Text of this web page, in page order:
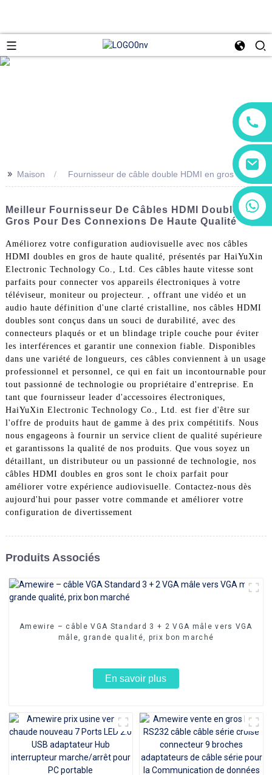
+86 18602095014
>> Maison Fournisseur de câble double HDMI en gros
Meilleur Fournisseur De Câbles HDMI Double En
Gros Pour Des Connexions De Haute Qualité
Améliorez votre configuration audiovisuelle avec nos câbles
HDMI doubles en gros de haute qualité, présentés par HaiYuXin
Electronic Technology Co., Ltd. Ces câbles haute vitesse sont
parfaits pour connecter vos appareils électroniques à votre
téléviseur, moniteur ou projecteur. , offrant une vidéo et un
audio haute définition d'une clarté cristalline, nos câbles HDMI
doubles sont conçus dans un souci de durabilité, avec des
connecteurs plaqués or et un blindage triple couche pour éviter
les interférences et garantir une connexion fiable. Disponibles
dans une variété de longueurs, ces câbles conviennent à un usage
professionnel et personnel, ce qui en fait un incontournable pour
tout passionné de technologie ou propriétaire d'entreprise. En
tant que fournisseur leader d'accessoires électroniques,
HaiYuXin Electronic Technology Co., Ltd. est fier d'être sur
l'offre de produits haut de gamme à des prix compétitifs. Nous
nous engageons à fournir un service client de qualité supérieure
et garantissons la qualité de nos produits. Que vous soyez un
détaillant, un distributeur ou un passionné de technologie, nos
câbles HDMI doubles en gros sont le choix parfait pour
améliorer votre expérience audiovisuelle. Contactez-nous dès
aujourd'hui pour passer votre commande et améliorer votre
configuration de divertissement
Produits Associés
Amewire – câble VGA Standard 3 + 2 VGA mâle vers VGA
mâle, grande qualité, prix bon marché
En savoir plus